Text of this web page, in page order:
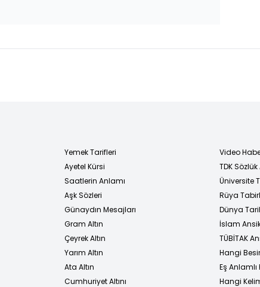
Yemek Tarifleri
Ayetel Kürsi
Saatlerin Anlamı
Aşk Sözleri
Günaydın Mesajları
Gram Altın
Çeyrek Altın
Yarım Altın
Ata Altın
Cumhuriyet Altını
Video
TDK
Üniversite
Rüya
Dünya
İslam
TÜBİTAK
Hangi
Eş
Hangi